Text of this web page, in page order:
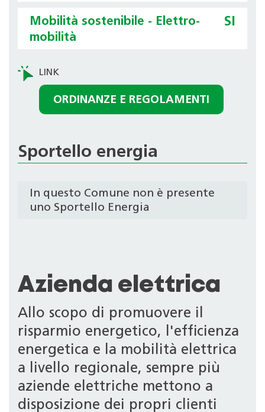
Mobilità sostenibile - Elettro-
mobilità
SI
ORDINANZE E REGOLAMENTI
Sportello energia
In questo Comune non è presente
uno Sportello Energia
Azienda elettrica
Allo scopo di promuovere il
risparmio energetico, l'efficienza
energetica e la mobilità elettrica
a livello regionale, sempre più
aziende elettriche mettono a
disposizione dei propri clienti